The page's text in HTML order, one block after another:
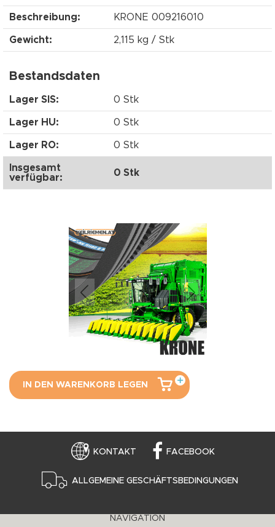
Beschreibung: KRONE 009216010
Gewicht: 2,115 kg / Stk
Bestandsdaten
Lager SIS: 0 Stk
Lager HU: 0 Stk
Lager RO: 0 Stk
Insgesamt
verfügbar:
0 Stk
IN DEN WARENKORB LEGEN
KONTAKT FACEBOOK
ALLGEMEINE GESCHÄFTSBEDINGUNGEN
NAVIGATION